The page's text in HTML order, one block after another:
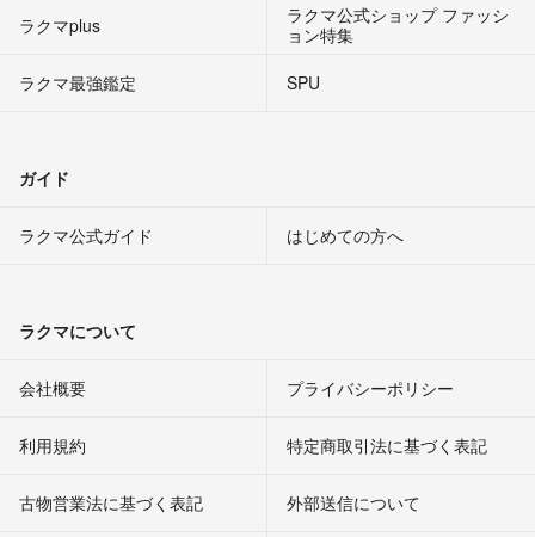
ラクマplus
ラクマ公式ショップ ファッシ
ョン特集
ラクマ最強鑑定
SPU
ガイド
ラクマ公式ガイド はじめての方へ
ラクマについて
会社概要 プライバシーポリシー
利用規約 特定商取引法に基づく表記
古物営業法に基づく表記 外部送信について